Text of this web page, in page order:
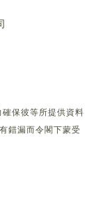
保彼等所提供資料
錯漏而令閣下蒙受